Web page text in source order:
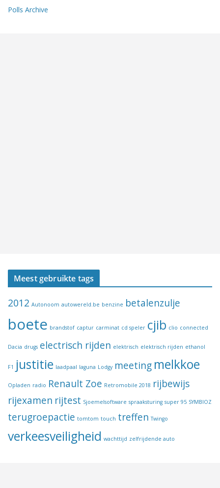
Polls Archive
Meest gebruikte tags
2012 Autonoom autowereld.be benzine betalenzulje
boete brandstof captur carminat cd speler cjib clio connected
Dacia drugs electrisch rijden elektrisch elektrisch rijden ethanol
F1 justitie laadpaal laguna Lodgy meeting melkkoe
Opladen radio Renault Zoe Retromobile 2018 rijbewijs
rijexamen rijtest Sjoemelsoftware spraaksturing super 95 SYMBIOZ
terugroepactie tomtom touch treffen Twingo
verkeesveiligheid wachttijd zelfrijdende auto